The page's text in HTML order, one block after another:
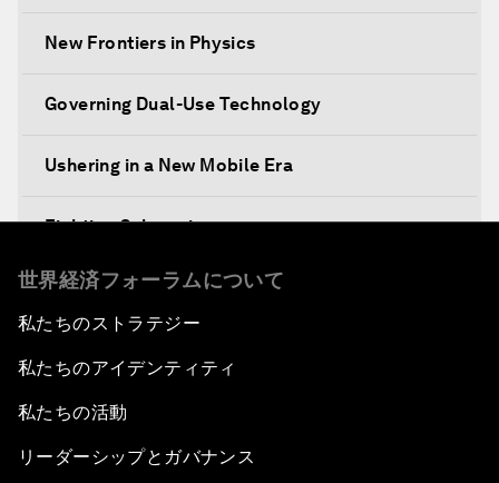
New Frontiers in Physics
Governing Dual-Use Technology
Ushering in a New Mobile Era
Fighting Cybercrime
Standing Up for Science
A Global Conversation on Artificial Intelligence
An Insight, An Idea with Papi Jiang
世界経済フォーラムについて
私たちのストラテジー
私たちのアイデンティティ
私たちの活動
リーダーシップとガバナンス